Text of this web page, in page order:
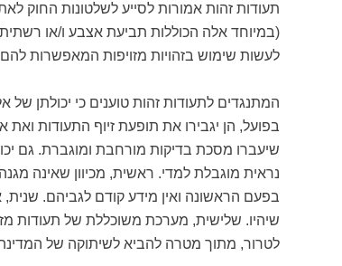
תעודות זהות אמורות לסייע לשלטונות החוק
(במיוחד אלה הכוללות תביעת אצבע ו/או
לעשות שימוש בזהויות מזויפות המאפשרות
המתנגדים לתעודות זהות טוענים כי יכולתן
בפועל, הן יגבירו את תופעת זיוף התעודות ואת
שיעברו מסכת בדיקות מורחבת ומוגברת. גם
נראית מוגבלת למדי. ראשית, מכיוון שאינה
בפעם הראשונה ואין מידע קודם לגביהם. שנית,
שיהיו. שלישית, מערכת משוכללת של תעודות
לטרור, מתוך מטרה להביא לשיתוקה של